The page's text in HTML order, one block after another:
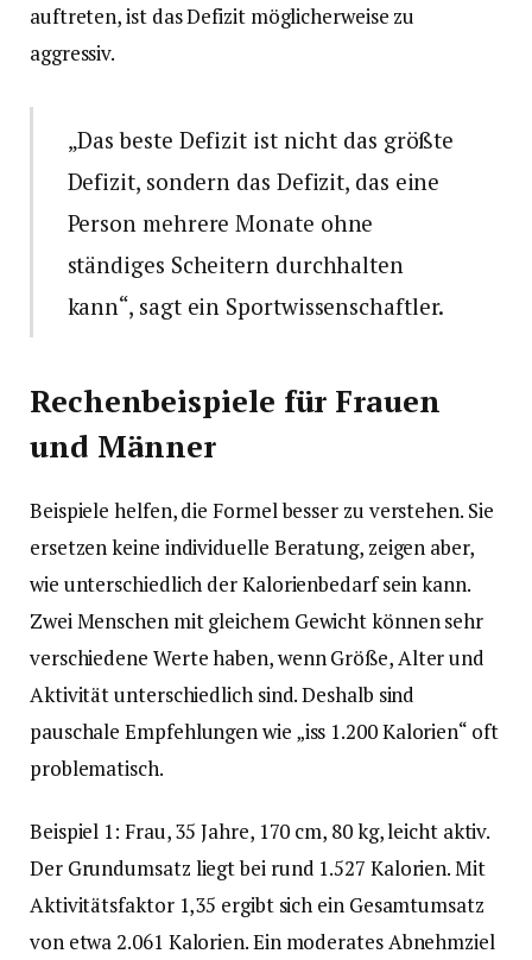
auftreten, ist das Defizit möglicherweise zu
aggressiv.
„Das beste Defizit ist nicht das größte
Defizit, sondern das Defizit, das eine
Person mehrere Monate ohne
ständiges Scheitern durchhalten
kann“, sagt ein Sportwissenschaftler.
Rechenbeispiele für Frauen
und Männer
Beispiele helfen, die Formel besser zu verstehen. Sie
ersetzen keine individuelle Beratung, zeigen aber,
wie unterschiedlich der Kalorienbedarf sein kann.
Zwei Menschen mit gleichem Gewicht können sehr
verschiedene Werte haben, wenn Größe, Alter und
Aktivität unterschiedlich sind. Deshalb sind
pauschale Empfehlungen wie „iss 1.200 Kalorien“ oft
problematisch.
Beispiel 1: Frau, 35 Jahre, 170 cm, 80 kg, leicht aktiv.
Der Grundumsatz liegt bei rund 1.527 Kalorien. Mit
Aktivitätsfaktor 1,35 ergibt sich ein Gesamtumsatz
von etwa 2.061 Kalorien. Ein moderates Abnehmziel